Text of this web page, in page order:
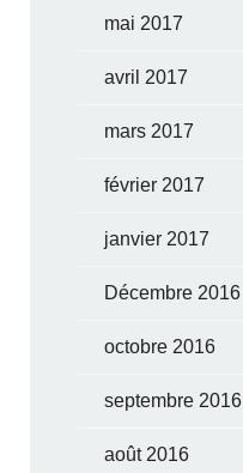
mai 2017
avril 2017
mars 2017
février 2017
janvier 2017
Décembre 2016
octobre 2016
septembre 2016
août 2016